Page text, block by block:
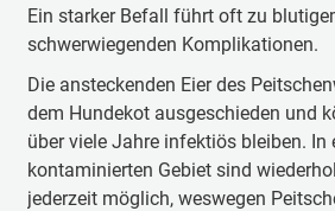
Ein starker Befall führt oft zu
schwerwiegenden Komplikationen.
Die ansteckenden Eier des
dem Hundekot ausgeschieden und
über viele Jahre infektiös bleiben. In
kontaminierten Gebiet sind
jederzeit möglich, weswegen